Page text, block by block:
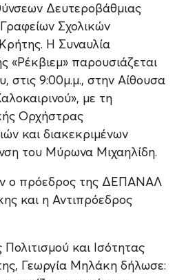
Δευτεροβάθμιας
Σχολικών
Η Συναυλία
«Ρέκβιεμ» παρουσιάζεται
στις 9:00μ.μ., στην Αίθουσα
με τη
Ορχήστρας
και διακεκριμένων
του Μύρωνα Μιχαηλίδη.
ο πρόεδρος της ΔΕΠΑΝΑΛ
και η Αντιπρόεδρος
και Ισότητας
Γεωργία Μηλάκη δήλωσε: